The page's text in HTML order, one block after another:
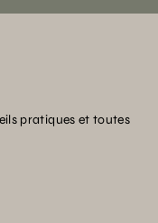
pratiques et toutes